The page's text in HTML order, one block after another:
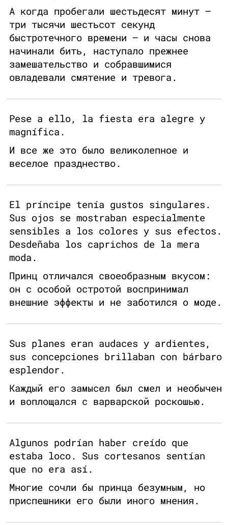
А когда пробегали шестьдесят минут —
три тысячи шестьсот секунд
быстротечного времени — и часы снова
начинали бить, наступало прежнее
замешательство и собравшимися
овладевали смятение и тревога.
Pese a ello, la fiesta era alegre y
magnífica.
И все же это было великолепное и
веселое празднество.
El príncipe tenía gustos singulares.
Sus ojos se mostraban especialmente
sensibles a los colores y sus efectos.
Desdeñaba los caprichos de la mera
moda.
Принц отличался своеобразным вкусом:
он с особой остротой воспринимал
внешние эффекты и не заботился о моде.
Sus planes eran audaces y ardientes,
sus concepciones brillaban con bárbaro
esplendor.
Каждый его замысел был смел и необычен
и воплощался с варварской роскошью.
Algunos podrían haber creído que
estaba loco. Sus cortesanos sentían
que no era así.
Многие сочли бы принца безумным, но
приспешники его были иного мнения.